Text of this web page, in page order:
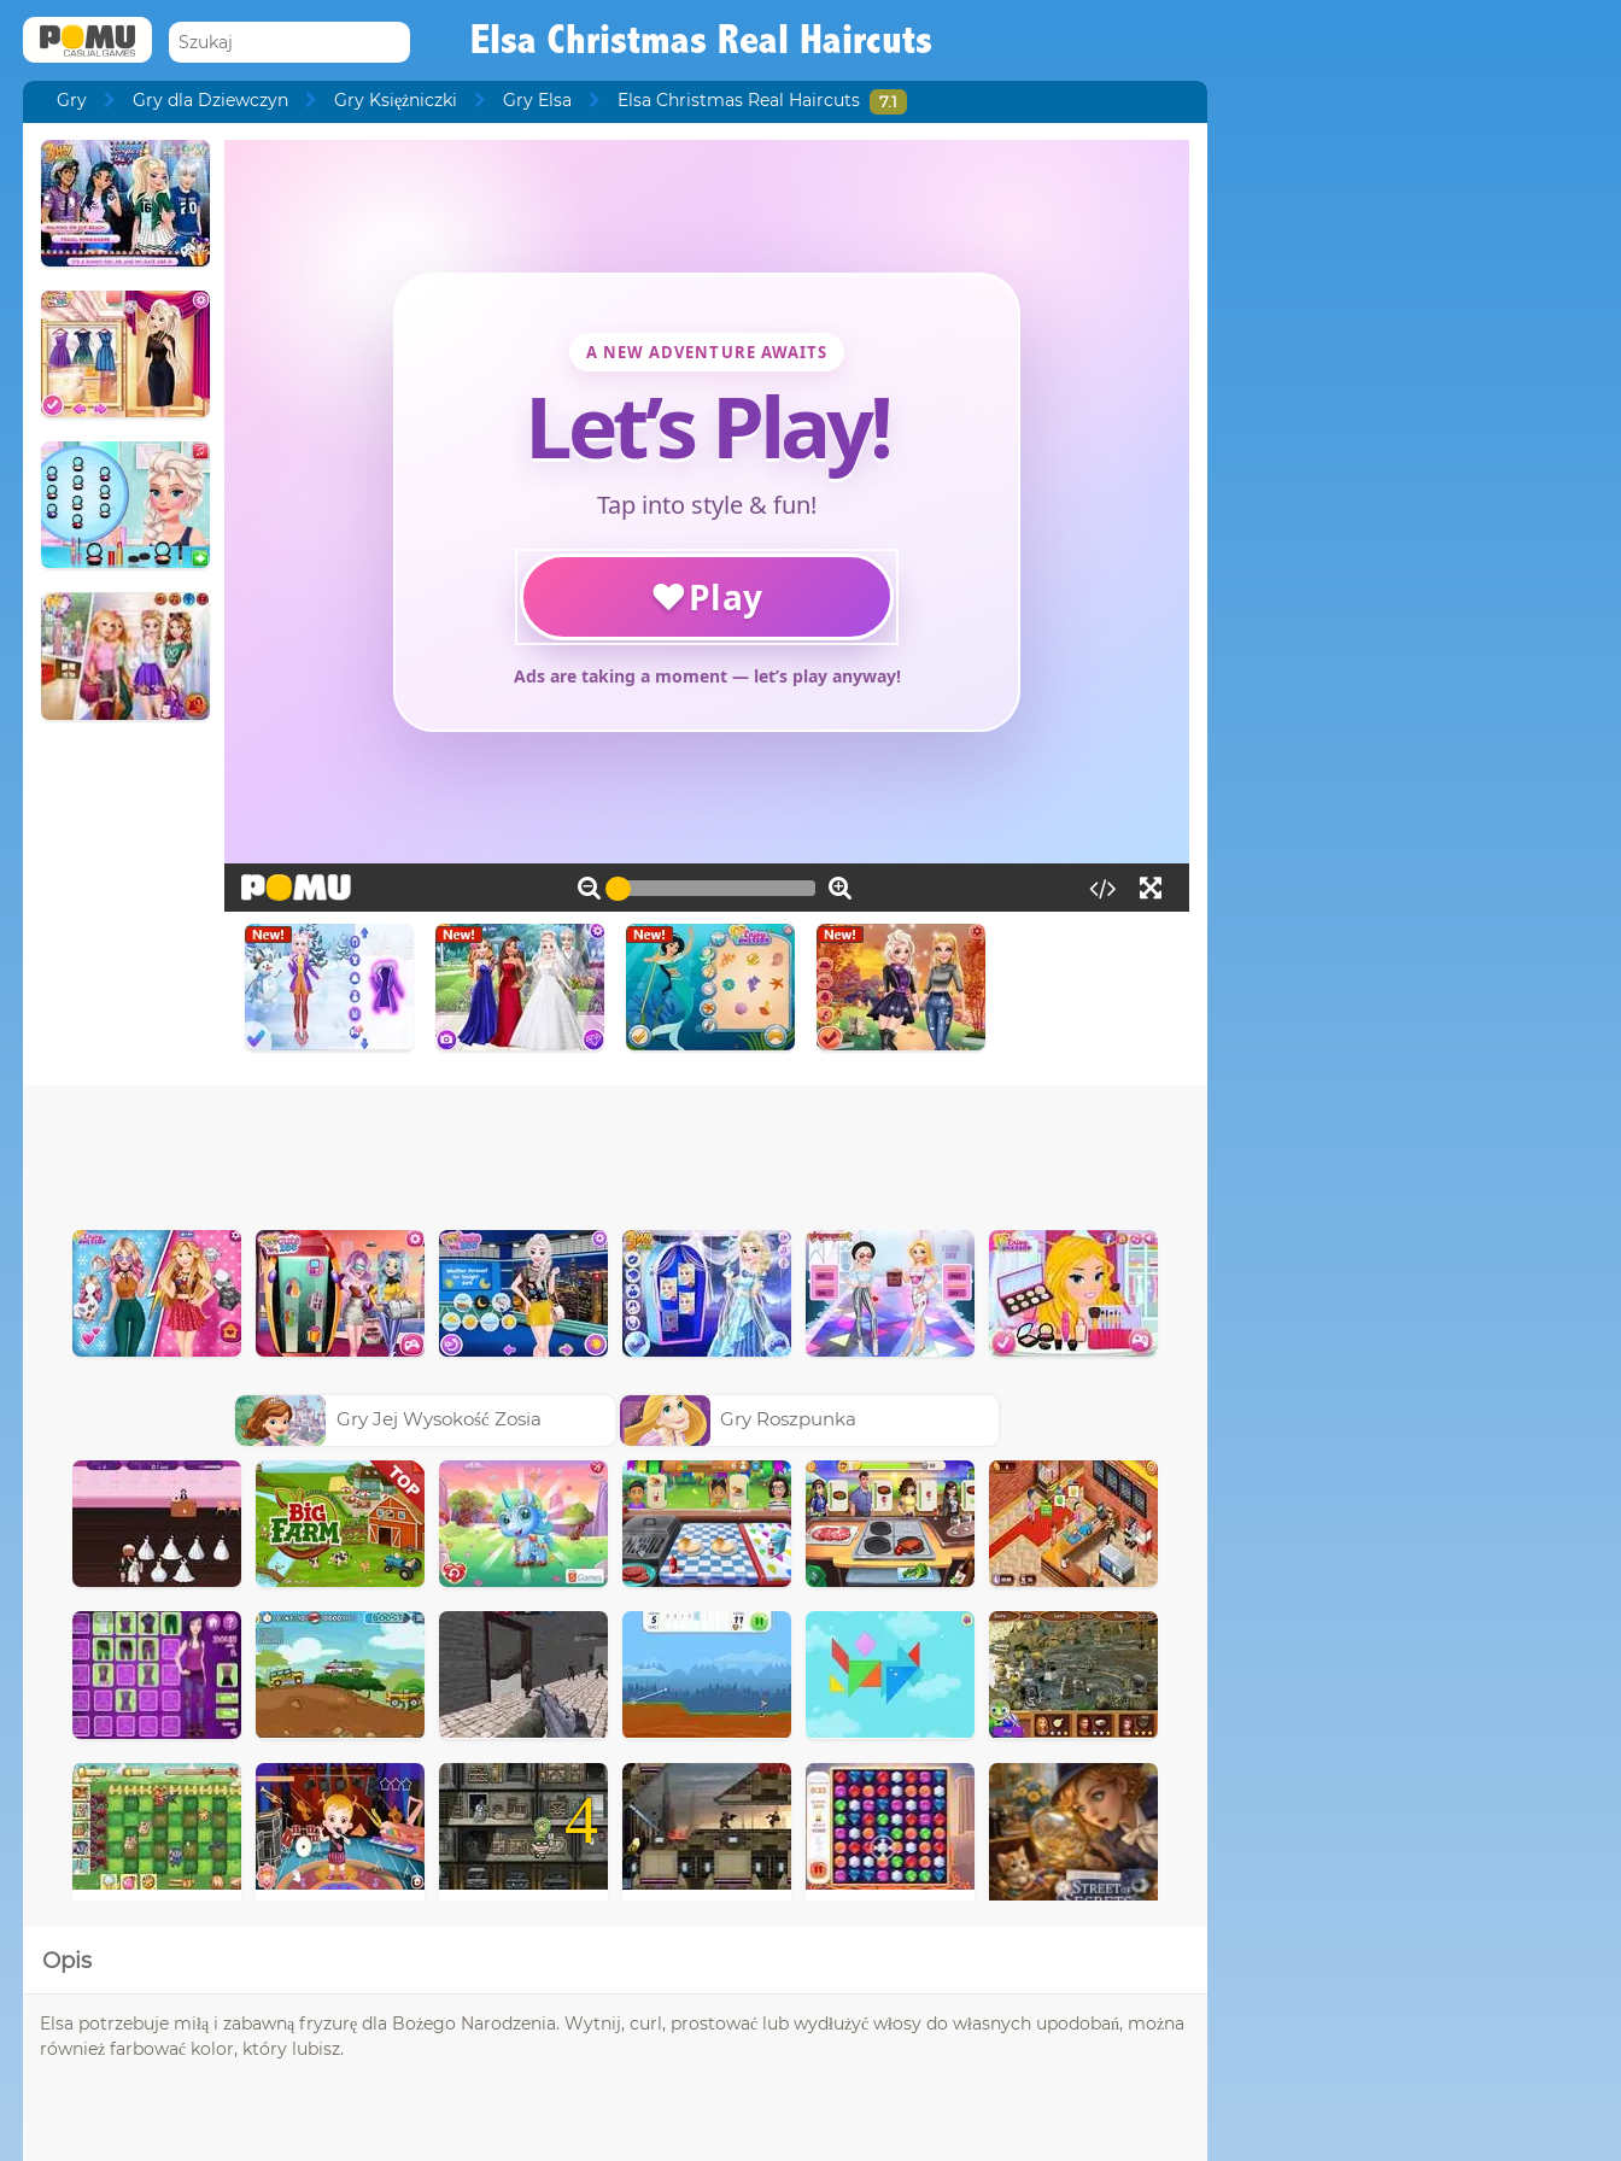
Elsa Christmas Real Haircuts
Gry Gry dla Dziewczyn Gry Księżniczki Gry Elsa Elsa Christmas Real Haircuts 7.1
Gry Jej Wysokość Zosia Gry Roszpunka
4
Opis
Elsa potrzebuje miłą i zabawną fryzurę dla Bożego Narodzenia. Wytnij, curl, prostować lub wydłużyć włosy do własnych upodobań, można
również farbować kolor, który lubisz.